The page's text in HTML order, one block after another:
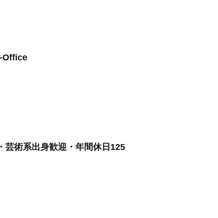
Office
芸術系出身歓迎・年間休日125